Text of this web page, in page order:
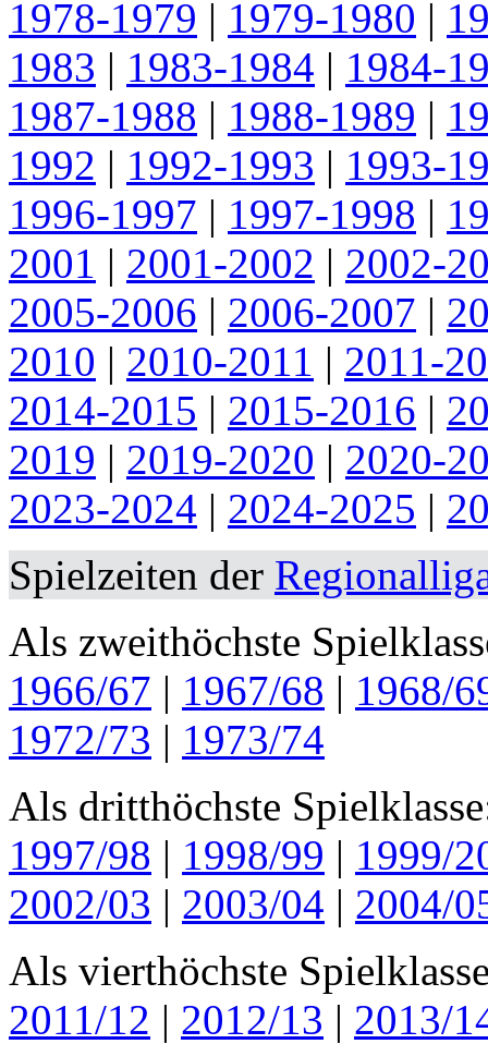
1978-1979 | 1979-1980 |
1983 | 1983-1984 | 1984-
1987-1988 | 1988-1989 |
1992 | 1992-1993 | 1993-
1996-1997 | 1997-1998 |
2001 | 2001-2002 | 2002-
2005-2006 | 2006-2007 |
2010 | 2010-2011 | 2011-
2014-2015 | 2015-2016 |
2019 | 2019-2020 | 2020-
2023-2024 | 2024-2025 |
Spielzeiten der
Als zweithöchste
1966/67 | 1967/68 | 1968/
1972/73 | 1973/74
Als dritthöchste
1997/98 | 1998/99 | 1999/
2002/03 | 2003/04 | 2004/
Als vierthöchste
2011/12 | 2012/13 | 2013/